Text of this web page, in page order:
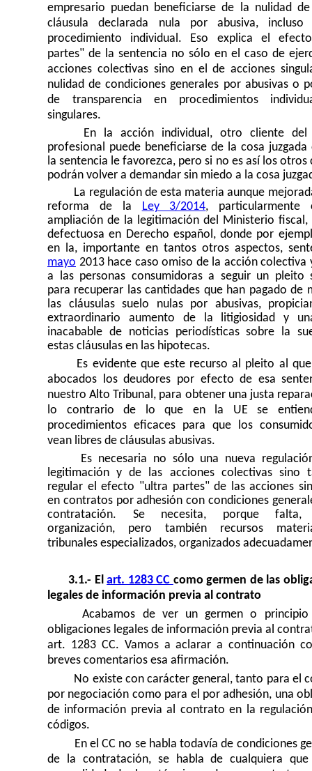
empresario puedan beneficiarse de la nulidad de
cláusula declarada nula por abusiva,
procedimiento individual. Eso explica el
partes" de la sentencia no sólo en el caso de
acciones colectivas sino en el de acciones
nulidad de condiciones generales por abusivas o
de transparencia en procedimientos
singulares.
En la acción individual, otro cliente del
profesional puede beneficiarse de la cosa juzgada
la sentencia le favorezca, pero si no es así los otros
podrán volver a demandar sin miedo a la cosa
La regulación de esta materia aunque
reforma de la Ley 3/2014, particularmente
ampliación de la legitimación del Ministerio fiscal,
defectuosa en Derecho español, donde por
en la, importante en tantos otros aspectos,
mayo 2013 hace caso omiso de la acción colectiva
a las personas consumidoras a seguir un pleito
para recuperar las cantidades que han pagado de
las cláusulas suelo nulas por abusivas,
extraordinario aumento de la litigiosidad y
inacabable de noticias periodísticas sobre la
estas cláusulas en las hipotecas.
Es evidente que este recurso al pleito al
abocados los deudores por efecto de esa
nuestro Alto Tribunal, para obtener una justa
lo contrario de lo que en la UE se
procedimientos eficaces para que los
vean libres de cláusulas abusivas.
Es necesaria no sólo una nueva
legitimación y de las acciones colectivas sino
regular el efecto "ultra partes" de las acciones
en contratos por adhesión con condiciones
contratación. Se necesita, porque falta,
organización, pero también recursos
tribunales especializados, organizados
3.1.- Elart. 1283 CC como germen de las
legales de información previa al contrato
Acabamos de ver un germen o
obligaciones legales de información previa al
art. 1283 CC. Vamos a aclarar a continuación
breves comentarios esa afirmación.
No existe con carácter general, tanto para el
por negociación como para el por adhesión, una
de información previa al contrato en la
códigos.
En el CC no se habla todavía de condiciones
de la contratación, se habla de cualquiera